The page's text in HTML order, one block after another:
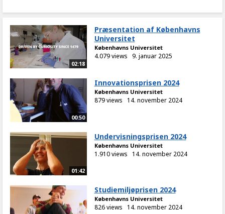
02:18
Præsentation af Københavns
Universitet
Københavns Universitet
4.079 views 9. januar 2025
00:50
Innovationsprisen 2024
Københavns Universitet
879 views 14. november 2024
01:42
Undervisningsprisen 2024
Københavns Universitet
1.910 views 14. november 2024
Studiemiljøprisen 2024
Københavns Universitet
826 views 14. november 2024